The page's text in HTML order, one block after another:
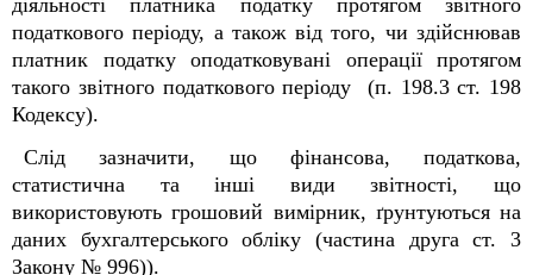
діяльності платника податку протягом звітного
податкового періоду, а також від того, чи здійснював
платник податку оподатковувані операції протягом
такого звітного податкового періоду (п. 198.3 ст. 198
Кодексу).
Слід зазначити, що фінансова, податкова,
статистична та інші види звітності, що
використовують грошовий вимірник, ґрунтуються на
даних бухгалтерського обліку (частина друга ст. 3
Закону № 996)).